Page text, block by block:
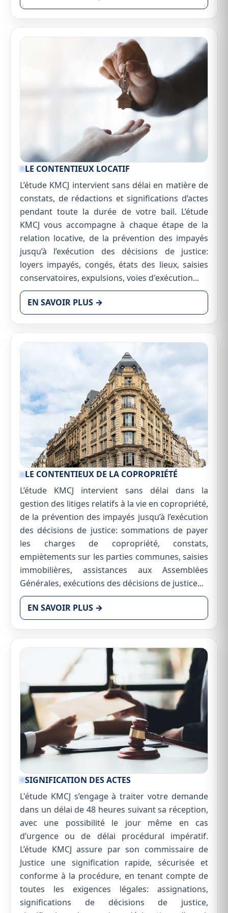
LE CONTENTIEUX LOCATIF
L’étude KMCJ intervient sans délai en matière de
constats, de rédactions et significations d’actes
pendant toute la durée de votre bail. L’étude
KMCJ vous accompagne à chaque étape de la
relation locative, de la prévention des impayés
jusqu’à l’exécution des décisions de justice:
loyers impayés, congés, états des lieux, saisies
conservatoires, expulsions, voies d'exécution...
EN SAVOIR PLUS →
LE CONTENTIEUX DE LA COPROPRIÉTÉ
L’étude KMCJ intervient sans délai dans la
gestion des litiges relatifs à la vie en copropriété,
de la prévention des impayés jusqu’à l’exécution
des décisions de justice: sommations de payer
les charges de copropriété, constats,
empiètements sur les parties communes, saisies
immobilières, assistances aux Assemblées
Générales, exécutions des décisions de justice...
EN SAVOIR PLUS →
SIGNIFICATION DES ACTES
L'étude KMCJ s’engage à traiter votre demande
dans un délai de 48 heures suivant sa réception,
avec une possibilité le jour même en cas
d’urgence ou de délai procédural impératif.
L’étude KMCJ assure par son commissaire de
Justice une signification rapide, sécurisée et
conforme à la procédure, en tenant compte de
toutes les exigences légales: assignations,
significations de décisions de justice,